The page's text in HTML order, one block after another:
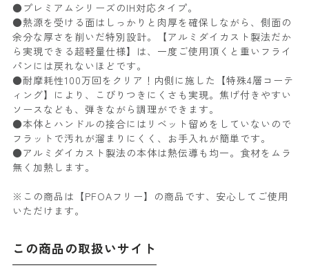
●プレミアムシリーズのIH対応タイプ。
●熱源を受ける面はしっかりと肉厚を確保しながら、側面の
余分な厚さを削いだ特別設計。【アルミダイカスト製法だか
ら実現できる超軽量仕様】は、一度ご使用頂くと重いフライ
パンには戻れないほどです。
●耐摩耗性100万回をクリア！内側に施した【特殊4層コーテ
ィング】により、こびりつきにくさも実現。焦げ付きやすい
ソースなども、弾きながら調理ができます。
●本体とハンドルの接合にはリベット留めをしていないので
フラットで汚れが溜まりにくく、お手入れが簡単です。
●アルミダイカスト製法の本体は熱伝導も均一。食材をムラ
無く加熱します。
※この商品は【PFOAフリー】の商品です、安心してご使用
いただけます。
この商品の取扱いサイト